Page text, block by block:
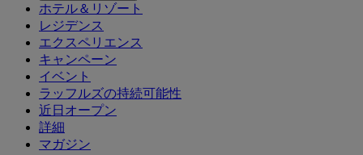
ホテル＆リゾート
レジデンス
エクスペリエンス
キャンペーン
イベント
ラッフルズの持続可能性
近日オープン
詳細
マガジン